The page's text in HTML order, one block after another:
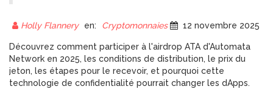
GRATUITEMENT ET
COMPRENDRE LA
DISTRIBUTION
Holly Flannery en: Cryptomonnaies 12 novembre 2025
Découvrez comment participer à l'airdrop ATA d'Automata
Network en 2025, les conditions de distribution, le prix du
jeton, les étapes pour le recevoir, et pourquoi cette
technologie de confidentialité pourrait changer les dApps.